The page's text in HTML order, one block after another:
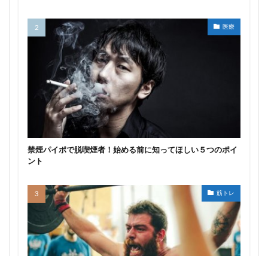
医療
禁煙パイポで脱喫煙者！始める前に知ってほしい５つのポイ
ント
筋トレ